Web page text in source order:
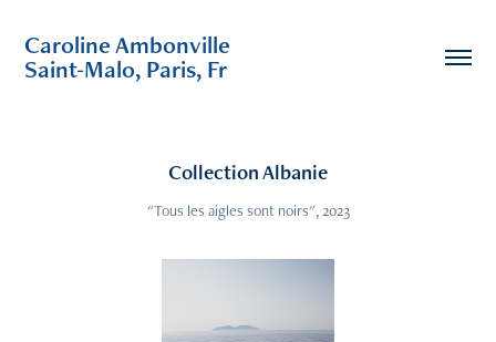
Caroline Ambonville
Saint-Malo, Paris, Fr
Collection Albanie
"Tous les aigles sont noirs", 2023